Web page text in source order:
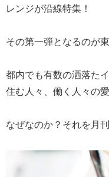
レンジが沿線特集！
その第一弾となるのが
都内でも有数の洒落た
住む人々、働く人々の愛
なぜなのか？それを月